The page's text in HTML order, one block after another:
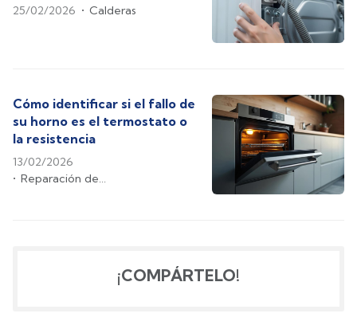
25/02/2026 Calderas
Cómo identificar si el fallo de
su horno es el termostato o
la resistencia
13/02/2026
Reparación de
¡COMPÁRTELO!